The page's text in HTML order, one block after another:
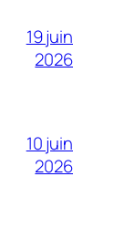
19 juin
2026
10 juin
2026